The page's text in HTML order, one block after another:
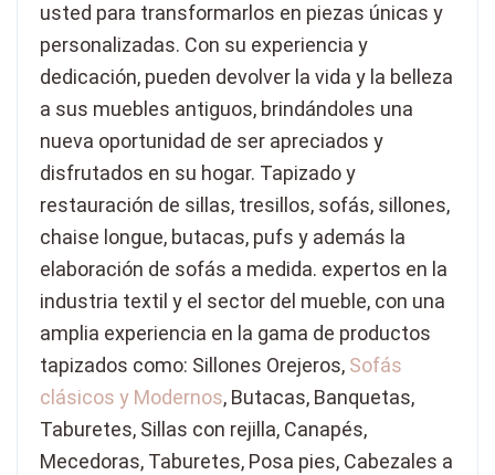
usted para transformarlos en piezas únicas y
personalizadas. Con su experiencia y
dedicación, pueden devolver la vida y la belleza
a sus muebles antiguos, brindándoles una
nueva oportunidad de ser apreciados y
disfrutados en su hogar. Tapizado y
restauración de sillas, tresillos, sofás, sillones,
chaise longue, butacas, pufs y además la
elaboración de sofás a medida. expertos en la
industria textil y el sector del mueble, con una
amplia experiencia en la gama de productos
tapizados como: Sillones Orejeros, Sofás
clásicos y Modernos, Butacas, Banquetas,
Taburetes, Sillas con rejilla, Canapés,
Mecedoras, Taburetes, Posa pies, Cabezales a